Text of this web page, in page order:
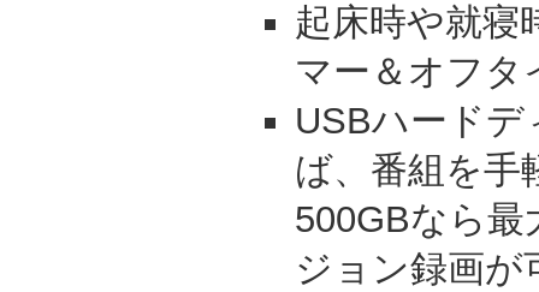
起床時や就寝
マー＆オフタ
USBハード
ば、番組を手
500GBなら最
ジョン録画が